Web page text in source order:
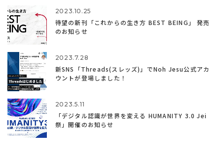
2023.10.25
待望の新刊「これからの生き方 BEST BEING」 発売
のお知らせ
2023.7.28
新SNS「Threads(スレッズ)」でNoh Jesu公式アカ
ウントが登場しました！
2023.5.11
「デジタル認識が世界を変える HUMANITY 3.0 Jei
祭」開催のお知らせ